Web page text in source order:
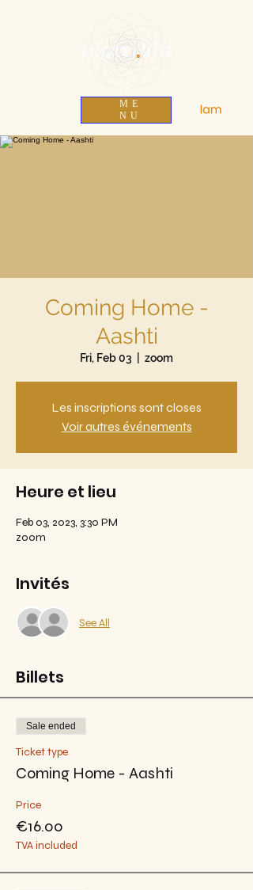
ME
NU
olam.life
Coming Home -
Aashti
Fri, Feb 03 zoom
Les inscriptions sont closes
Voir autres événements
Heure et lieu
Feb 03, 2023, 3:30 PM
zoom
Invités
See All
Billets
Sale ended
Ticket type
Coming Home - Aashti
Price
€16.00
TVA included